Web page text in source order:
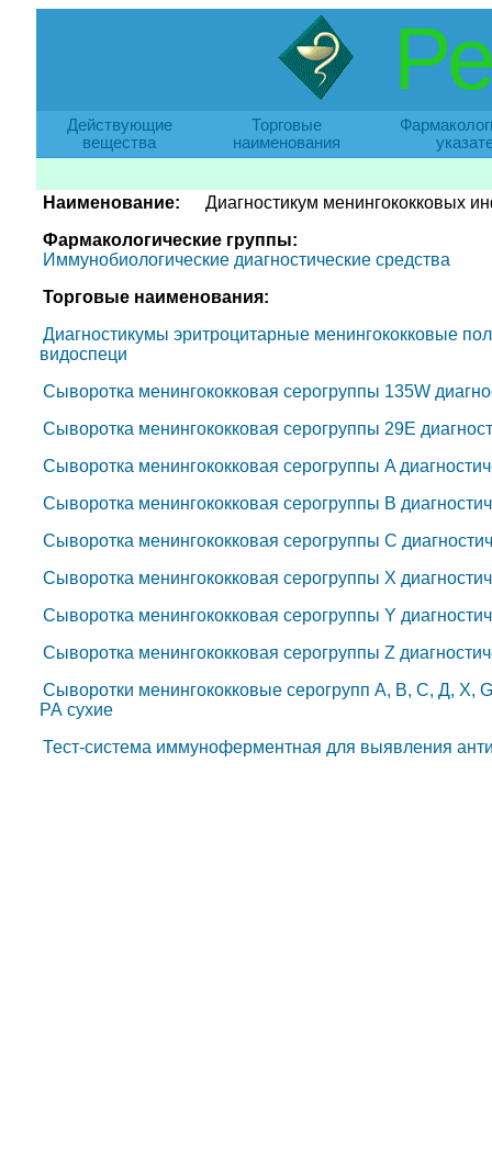
Действующие
вещества
Торговые
наименования
Наименование:
Диагностикум менингококковых
Фармакологические группы:
Иммунобиологические диагностические средства
Торговые наименования:
Диагностикумы эритроцитарные менингококковые
видоспеци
Сыворотка менингококковая серогруппы 135W
Сыворотка менингококковая серогруппы 29E
Сыворотка менингококковая серогруппы A
Сыворотка менингококковая серогруппы B
Сыворотка менингококковая серогруппы C
Сыворотка менингококковая серогруппы X
Сыворотка менингококковая серогруппы Y
Сыворотка менингококковая серогруппы Z
Сыворотки менингококковые серогрупп А, В, С, Д, Х,
РА сухие
Тест-система иммуноферментная для выявления